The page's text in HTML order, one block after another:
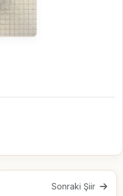
Sonraki Şiir